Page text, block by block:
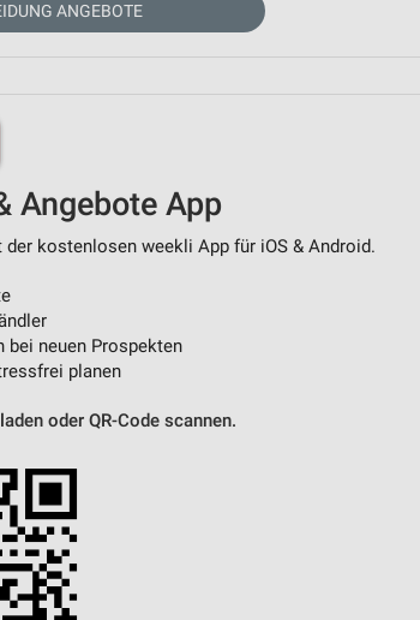
ANGEBOTE
Angebote App
kostenlosen weekli App für iOS & Android.
bei neuen Prospekten
planen
oder QR-Code scannen.